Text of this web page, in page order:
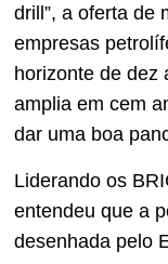
drill”, a oferta de
empresas
horizonte de dez
amplia em cem
dar uma boa
Liderando os
entendeu que a
desenhada pelo